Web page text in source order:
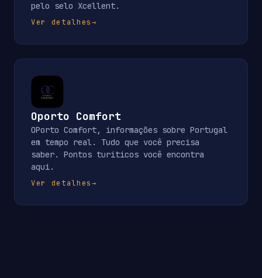
pelo selo Xcellent.
Ver detalhes→
Oporto Comfort
OPorto Comfort, informações sobre Portugal
em tempo real. Tudo que você precisa
saber. Pontos turiticos você encontra
aqui.
Ver detalhes→